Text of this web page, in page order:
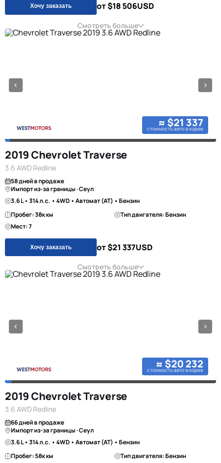
Хочу заказать от $18 506USD
Смотреть больше
≈ $21 337
стоимость авто в корее
2019 Chevrolet Traverse
3.6 AWD Redline
58 дней в продаже
Импорт из-за границы · Сеул
3.6 L • 314 л.с. • 4WD • Автомат (AT) • Бензин
Пробег: 38к км
Тип двигателя: Бензин
Мест: 7
Хочу заказать от $21 337USD
Смотреть больше
≈ $20 232
стоимость авто в корее
2019 Chevrolet Traverse
3.6 AWD Redline
66 дней в продаже
Импорт из-за границы · Сеул
3.6 L • 314 л.с. • 4WD • Автомат (AT) • Бензин
Пробег: 58к км
Тип двигателя: Бензин